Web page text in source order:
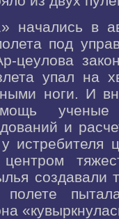
начались в
под
цеулова
упал на
ноги. И
и
истребителя
создавали